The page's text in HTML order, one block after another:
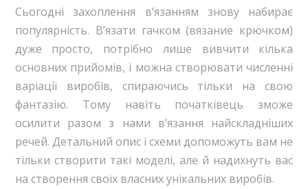
Сьогодні захоплення в’язанням знову набирає
популярність. В’язати гачком (вязание крючком)
дуже просто, потрібно лише вивчити кілька
основних прийомів, і можна створювати численні
варіації виробів, спираючись тільки на свою
фантазію. Тому навіть початківець зможе
осилити разом з нами в’язання найскладніших
речей. Детальний опис і схеми допоможуть вам не
тільки створити такі моделі, але й надихнуть вас
на створення своїх власних унікальних виробів.